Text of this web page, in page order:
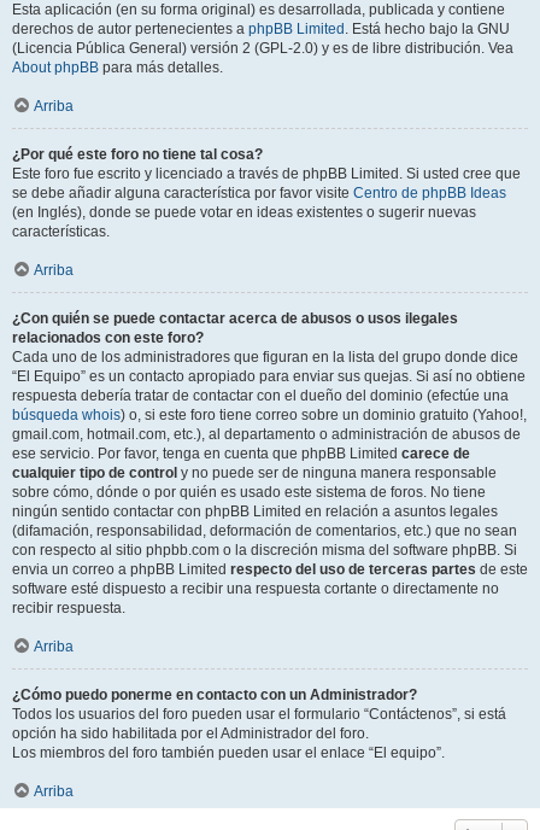
Esta aplicación (en su forma original) es desarrollada, publicada y contiene
derechos de autor pertenecientes a phpBB Limited . Está hecho bajo la GNU
(Licencia Pública General) versión 2 (GPL-2.0) y es de libre distribución. Vea
About phpBB para más detalles.
Arriba
¿Por qué este foro no tiene tal cosa?
Este foro fue escrito y licenciado a través de phpBB Limited. Si usted cree que
se debe añadir alguna característica por favor visite Centro de phpBB Ideas
(en Inglés), donde se puede votar en ideas existentes o sugerir nuevas
características.
Arriba
¿Con quién se puede contactar acerca de abusos o usos ilegales
relacionados con este foro?
Cada uno de los administradores que figuran en la lista del grupo donde dice
“El Equipo” es un contacto apropiado para enviar sus quejas. Si así no obtiene
respuesta debería tratar de contactar con el dueño del dominio (efectúe una
búsqueda whois) o, si este foro tiene correo sobre un dominio gratuito (Yahoo!,
gmail.com, hotmail.com, etc.), al departamento o administración de abusos de
ese servicio. Por favor, tenga en cuenta que phpBB Limited carece de
cualquier tipo de control y no puede ser de ninguna manera responsable
sobre cómo, dónde o por quién es usado este sistema de foros. No tiene
ningún sentido contactar con phpBB Limited en relación a asuntos legales
(difamación, responsabilidad, deformación de comentarios, etc.) que no sean
con respecto al sitio phpbb.com o la discreción misma del software phpBB. Si
envia un correo a phpBB Limited respecto del uso de terceras partes de este
software esté dispuesto a recibir una respuesta cortante o directamente no
recibir respuesta.
Arriba
¿Cómo puedo ponerme en contacto con un Administrador?
Todos los usuarios del foro pueden usar el formulario “Contáctenos”, si está
opción ha sido habilitada por el Administrador del foro.
Los miembros del foro también pueden usar el enlace “El equipo”.
Arriba